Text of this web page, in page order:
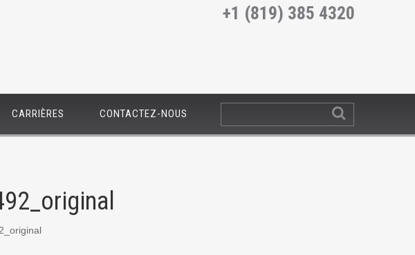
+1 (819) 385 4320
CARRIÈRES CONTACTEZ-NOUS